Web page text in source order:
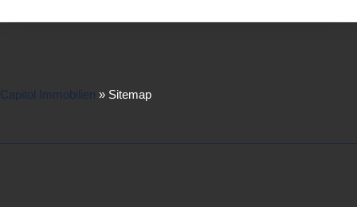
Capitol Immobilien » Sitemap